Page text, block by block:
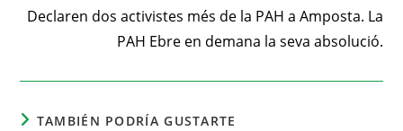
Declaren dos activistes més de la PAH a Amposta. La
PAH Ebre en demana la seva absolució.
TAMBIÉN PODRÍA GUSTARTE